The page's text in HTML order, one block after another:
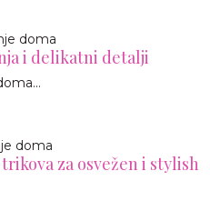
doma
i delikatni detalji
doma
za osvežen i stylish